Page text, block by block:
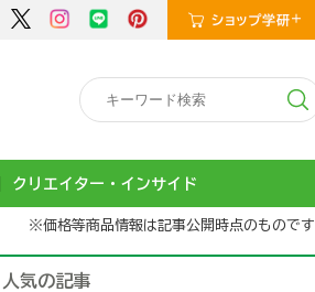
クリエイター・インサイド
※価格等商品情報は記事公開時点のものです
人気の記事